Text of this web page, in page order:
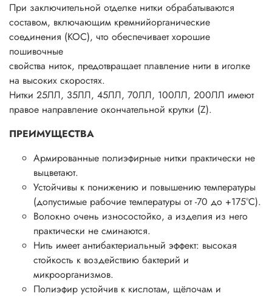
При заключительной отделке нитки обрабатываются
составом, включающим кремнийорганические
соединения (КОС), что обеспечивает хорошие
пошивочные
свойства ниток, предотвращает плавление нити в иголке
на высоких скоростях.
Нитки 25ЛЛ, 35ЛЛ, 45ЛЛ, 70ЛЛ, 100ЛЛ, 200ЛЛ имеют
правое направление окончательной крутки (Z).
ПРЕИМУЩЕСТВА
Армированные полиэфирные нитки практически не
выцветают.
Устойчивы к понижению и повышению температуры
(допустимые рабочие температуры от -70 до +175°С).
Волокно очень износостойко, а изделия из него
практически не сминаются.
Нить имеет антибактериальный эффект: высокая
стойкость к воздействию бактерий и
микроорганизмов.
Полиэфир устойчив к кислотам, щёлочам и